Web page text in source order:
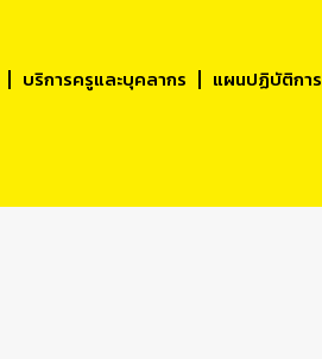
บริการครูและบุคลากร แผนปฏิบัติการ